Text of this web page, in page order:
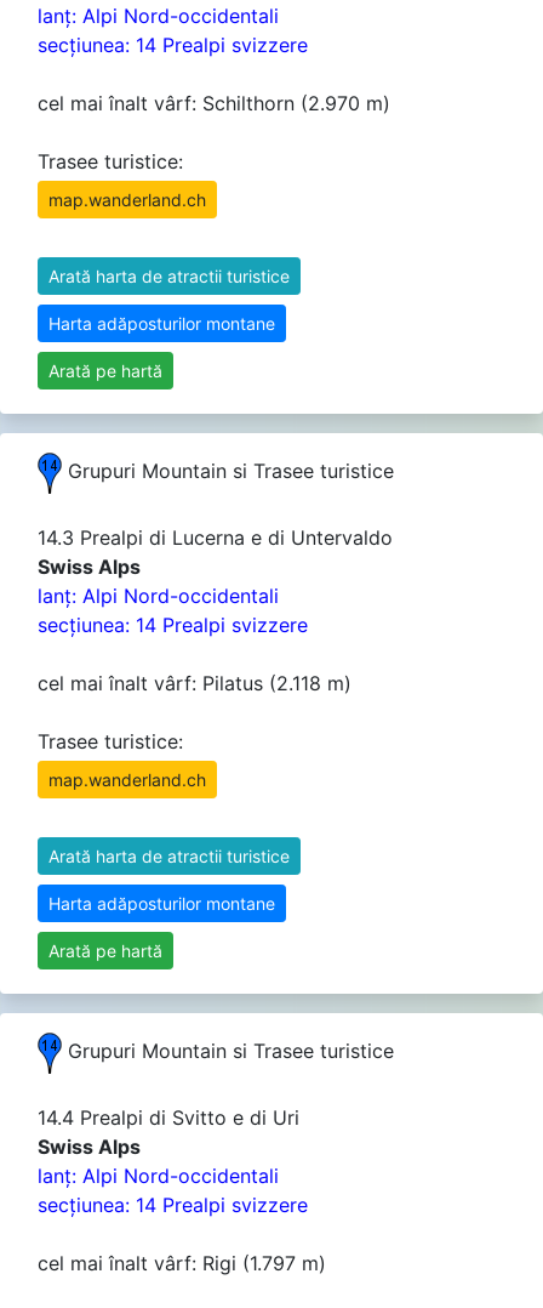
lanţ: Alpi Nord-occidentali
secţiunea: 14 Prealpi svizzere
cel mai înalt vârf: Schilthorn (2.970 m)
Trasee turistice:
map.wanderland.ch
Arată harta de atractii turistice
Harta adăposturilor montane
Arată pe hartă
Grupuri Mountain si Trasee turistice
14.3 Prealpi di Lucerna e di Untervaldo
Swiss Alps
lanţ: Alpi Nord-occidentali
secţiunea: 14 Prealpi svizzere
cel mai înalt vârf: Pilatus (2.118 m)
Trasee turistice:
map.wanderland.ch
Arată harta de atractii turistice
Harta adăposturilor montane
Arată pe hartă
Grupuri Mountain si Trasee turistice
14.4 Prealpi di Svitto e di Uri
Swiss Alps
lanţ: Alpi Nord-occidentali
secţiunea: 14 Prealpi svizzere
cel mai înalt vârf: Rigi (1.797 m)